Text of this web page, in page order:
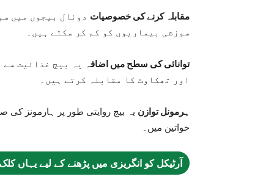
مقابلہ کرنے کی خصوصیات دونال بیجوں میں
سوزشی بیماریوں کو کم کر سکتے ہیں۔
توانائی کی سطح میں اضافہ
یہ بیج غذائیت
اور تھکاوٹ کا مقابلہ کرتے ہیں۔
ہرمونل توازن یہ بیج روایتی طور پر ہارمونز
خواتین میں۔
آرٹیکل کو انگریزی میں پڑھنے کے لیے یہاں